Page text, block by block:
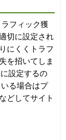
フィック獲
切に設定され
にくくトラフ
を招いてしま
設定するの
る場合はプ
どしてサイト